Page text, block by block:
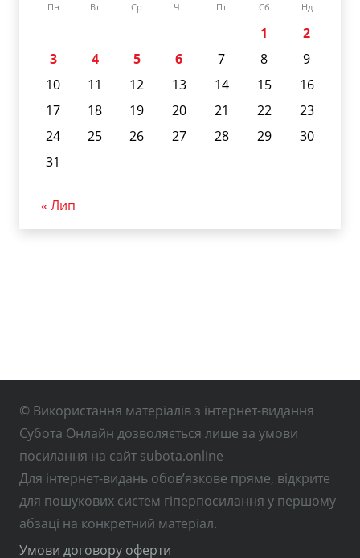
Пн Вт Ср Чт Пт Сб Нд
1
2
3
4 5 6 7 8
9
10
11 12 13 14 15
16
17
18 19 20 21 22
23
24
25 26 27 28 29
30
31
« Лип
© Використання матеріалів з інтернет-видання
Субота Онлайн дозволяється лише за умови
посилання на сайт subota.online
Для інтернет-видань обов’язкове пряме, відкрите
для пошукових систем гіперпосилання у першому
абзаці на конкретний матеріал.
Умови договору оферти